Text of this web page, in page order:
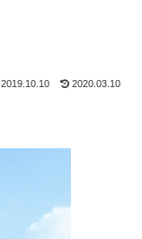
2019.10.10 2020.03.10